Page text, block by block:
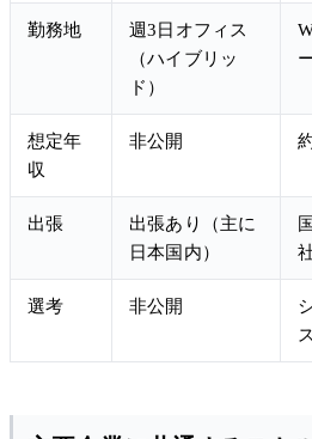
勤務地
週3日オフィス
（ハイブリッ
ド）
想定年
収
非公開
出張
出張あり（主に
日本国内）
選考 非公開